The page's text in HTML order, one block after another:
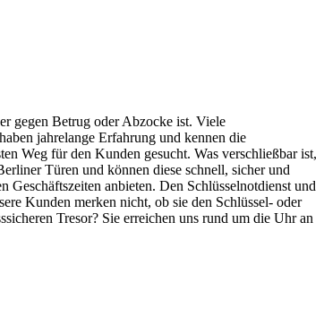
gegen Betrug oder Abzocke ist. Viele
jahrelange Erfahrung und kennen die
Weg für den Kunden gesucht. Was verschließbar ist,
Türen und können diese schnell, sicher und
Geschäftszeiten anbieten. Den Schlüsselnotdienst und
Kunden merken nicht, ob sie den Schlüssel- oder
Tresor? Sie erreichen uns rund um die Uhr an